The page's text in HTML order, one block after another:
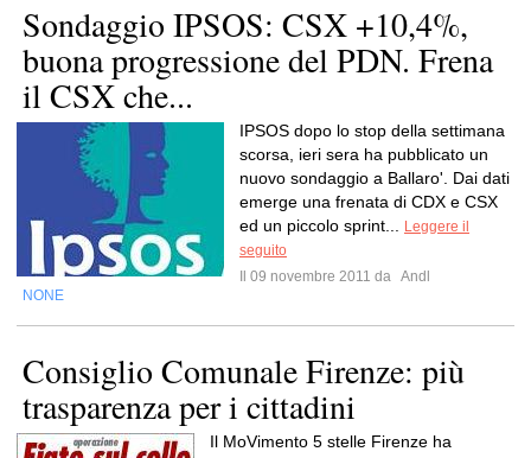
Sondaggio IPSOS: CSX +10,4%,
buona progressione del PDN. Frena
il CSX che...
IPSOS dopo lo stop della settimana
scorsa, ieri sera ha pubblicato un
nuovo sondaggio a Ballaro'. Dai dati
emerge una frenata di CDX e CSX
ed un piccolo sprint...
Leggere il
seguito
Il 09 novembre 2011 da Andl
NONE
Consiglio Comunale Firenze: più
trasparenza per i cittadini
Il MoVimento 5 stelle Firenze ha